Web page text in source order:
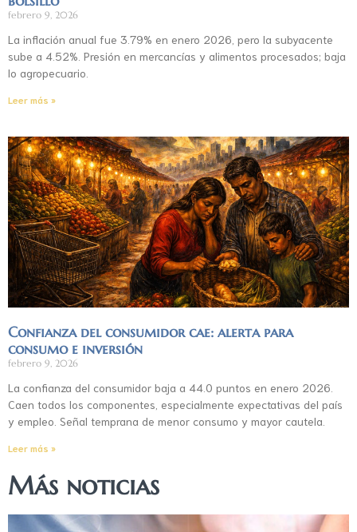
febrero 9, 2026
La inflación anual fue 3.79% en enero 2026, pero la subyacente
sube a 4.52%. Presión en mercancías y alimentos procesados; baja
lo agropecuario.
Leer más »
Confianza del consumidor cae: alerta para
consumo e inversión
febrero 9, 2026
La confianza del consumidor baja a 44.0 puntos en enero 2026.
Caen todos los componentes, especialmente expectativas del país
y empleo. Señal temprana de menor consumo y mayor cautela.
Leer más »
Más noticias